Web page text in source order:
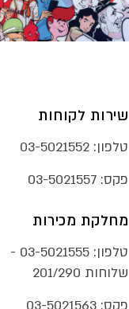
שירות לקוחות
טלפון: 03-5021552
פקס: 03-5021557
מחלקת מכירות
טלפון:
03-5021555 -
שלוחות 201/290
פקס: 03-5021563